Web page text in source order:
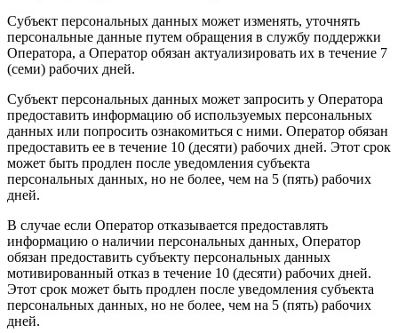
Субъект персональных данных может изменять, уточнять
персональные данные путем обращения в службу поддержки
Оператора, а Оператор обязан актуализировать их в течение 7
(семи) рабочих дней.
Субъект персональных данных может запросить у Оператора
предоставить информацию об используемых персональных
данных или попросить ознакомиться с ними. Оператор обязан
предоставить ее в течение 10 (десяти) рабочих дней. Этот срок
может быть продлен после уведомления субъекта
персональных данных, но не более, чем на 5 (пять) рабочих
дней.
В случае если Оператор отказывается предоставлять
информацию о наличии персональных данных, Оператор
обязан предоставить субъекту персональных данных
мотивированный отказ в течение 10 (десяти) рабочих дней.
Этот срок может быть продлен после уведомления субъекта
персональных данных, но не более, чем на 5 (пять) рабочих
дней.